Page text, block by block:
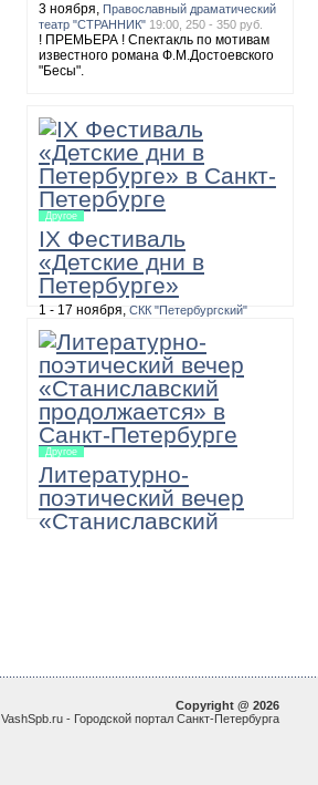
3 ноября, Православный драматический
театр "СТРАННИК" 19:00, 250 - 350 руб.
! ПРЕМЬЕРА ! Спектакль по мотивам
известного романа Ф.М.Достоевского
"Бесы".
Другое
IX Фестиваль
«Детские дни в
Петербурге»
1 - 17 ноября, СКК "Петербургский"
Масштабная двухнедельная
программа, в которую входят игра-
путешествие по музеям «12345 – я
иду искать!», а также выставки, акции,
мастер-классы и игровые занятия для
детей и подростков.
Другое
Литературно-
поэтический вечер
«Станиславский
Copyright @ 2026
VashSpb.ru - Городской портал Санкт-Петербурга